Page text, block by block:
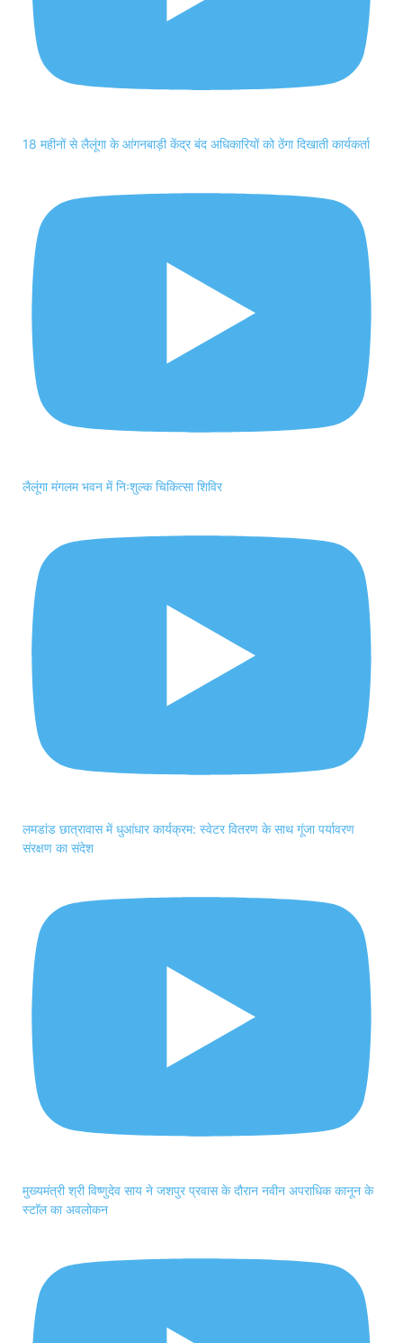
18 महीनों से लैलूंगा के आंगनबाड़ी केंद्र बंद अधिकारियों को ठेंगा दिखाती कार्यकर्ता
लैलूंगा मंगलम भवन में निःशुल्क चिकित्सा शिविर
लमडांड छात्रावास में धुआंधार कार्यक्रम: स्वेटर वितरण के साथ गूंजा पर्यावरण
संरक्षण का संदेश
मुख्यमंत्री श्री विष्णुदेव साय ने जशपुर प्रवास के दौरान नवीन अपराधिक कानून के
स्टाॅल का अवलोकन